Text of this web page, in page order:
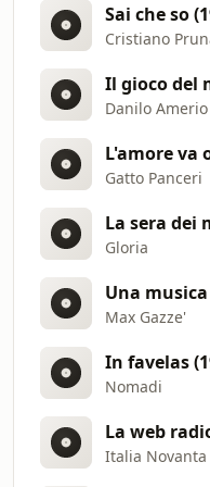
Sai che so
Cristiano
Il gioco del
Danilo Amerio
L'amore va
Gatto Panceri
La sera dei
Gloria
Una
Max Gazze'
In favelas
Nomadi
La web
Italia Novanta